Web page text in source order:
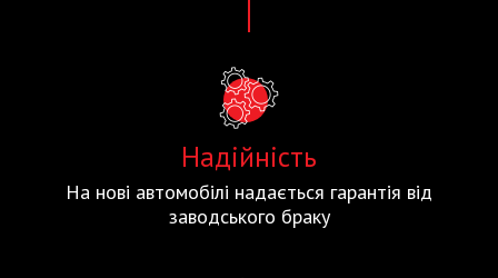
Надійність
На нові автомобілі надається гарантія від
заводського браку